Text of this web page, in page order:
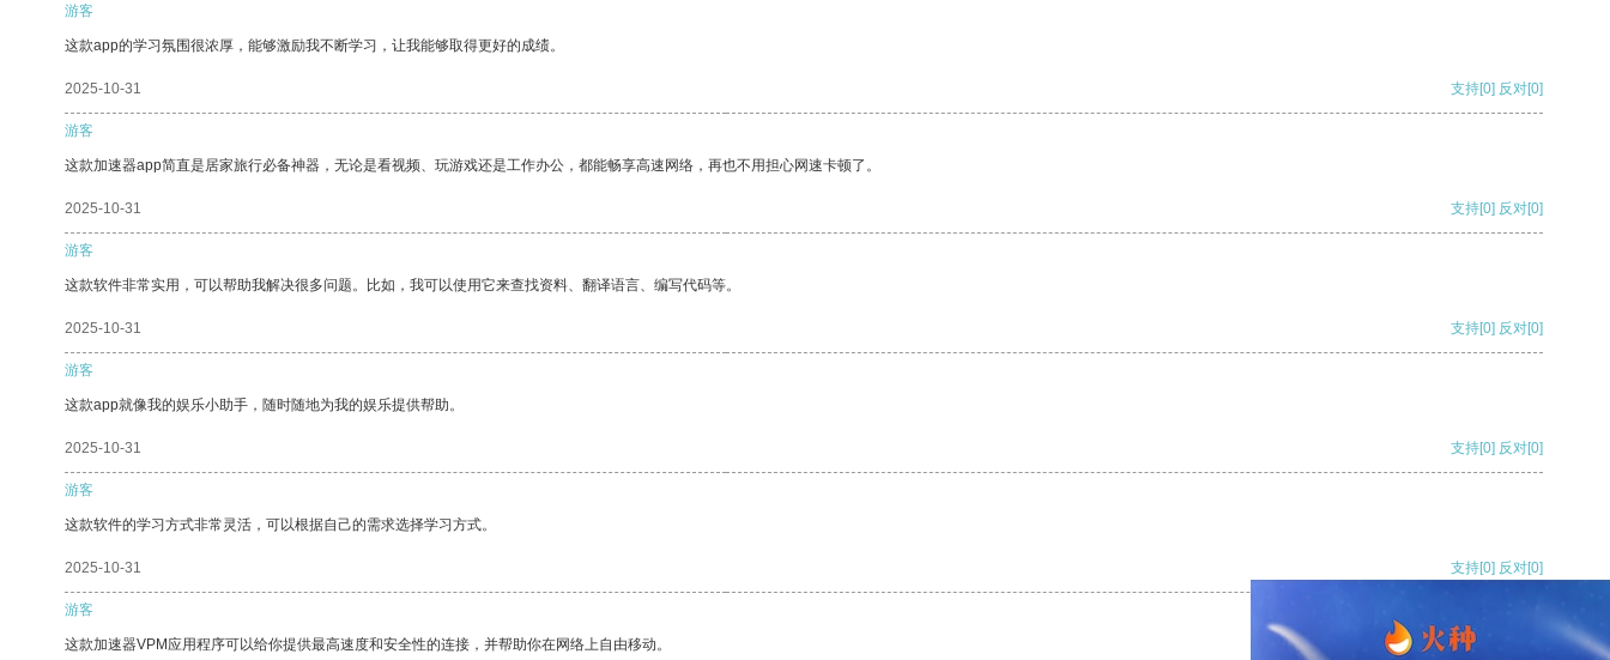
游客
这款app的学习氛围很浓厚，能够激励我不断学习，让我能够取得更好的成绩。
2025-10-31 支持[0] 反对[0]
游客
这款加速器app简直是居家旅行必备神器，无论是看视频、玩游戏还是工作办公，都能畅享高速网络，再也不用担心网速卡顿了。
2025-10-31 支持[0] 反对[0]
游客
这款软件非常实用，可以帮助我解决很多问题。比如，我可以使用它来查找资料、翻译语言、编写代码等。
2025-10-31 支持[0] 反对[0]
游客
这款app就像我的娱乐小助手，随时随地为我的娱乐提供帮助。
2025-10-31 支持[0] 反对[0]
游客
这款软件的学习方式非常灵活，可以根据自己的需求选择学习方式。
2025-10-31 支持[0] 反对[0]
游客
这款加速器VPM应用程序可以给你提供最高速度和安全性的连接，并帮助你在网络上自由移动。